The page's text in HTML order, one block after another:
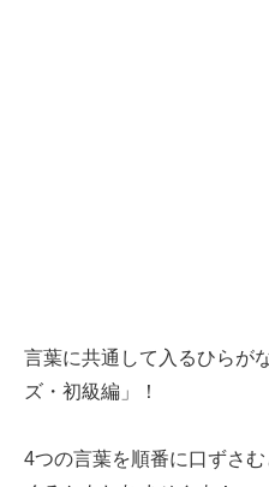
言葉に共通して入るひらが
ズ・初級編」！
4つの言葉を順番に口ずさ